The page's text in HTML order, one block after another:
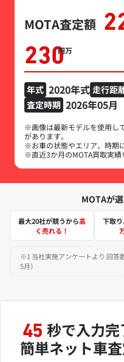
MOTA査定額
230万円
年式 2020年式 走行距
査定時期 2026年05月
※画像は最新モデルを使用し
があります。
※お車の状態やエリア、時期
※直近3か月のMOTA買取実績
MOTAが
最大20社が競うから高
く売れる！
下取
※1 当社実施アンケートより 回答
5月）
45 秒で入力完
簡単ネット車